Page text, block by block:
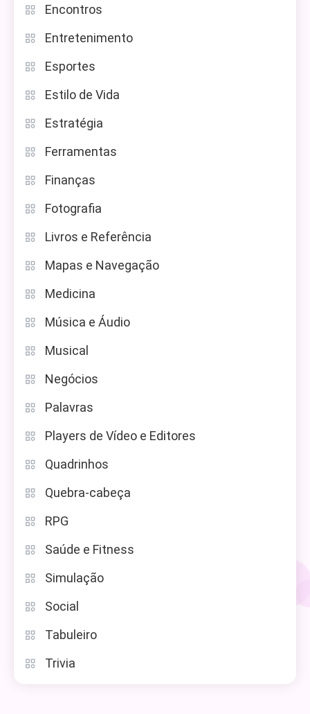
Encontros
Entretenimento
Esportes
Estilo de Vida
Estratégia
Ferramentas
Finanças
Fotografia
Livros e Referência
Mapas e Navegação
Medicina
Música e Áudio
Musical
Negócios
Palavras
Players de Vídeo e Editores
Quadrinhos
Quebra-cabeça
RPG
Saúde e Fitness
Simulação
Social
Tabuleiro
Trivia